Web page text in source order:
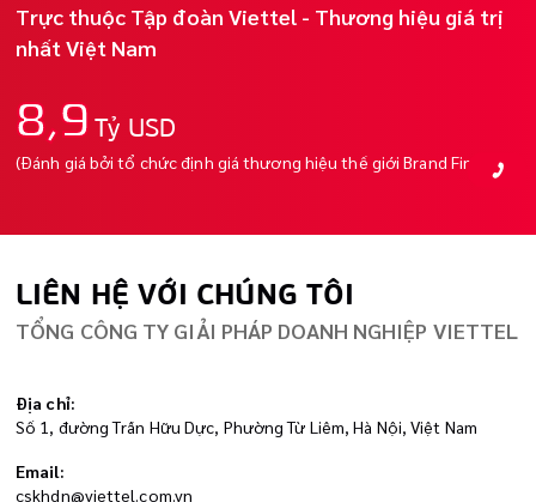
Trực thuộc Tập đoàn Viettel - Thương hiệu giá trị
nhất Việt Nam
8,9 Tỷ USD
(Đánh giá bởi tổ chức định giá thương hiệu thế giới Brand Finance)
LIÊN HỆ VỚI CHÚNG TÔI
TỔNG CÔNG TY GIẢI PHÁP DOANH NGHIỆP VIETTEL
Địa chỉ:
Số 1, đường Trần Hữu Dực, Phường Từ Liêm, Hà Nội, Việt Nam
Email:
cskhdn@viettel.com.vn